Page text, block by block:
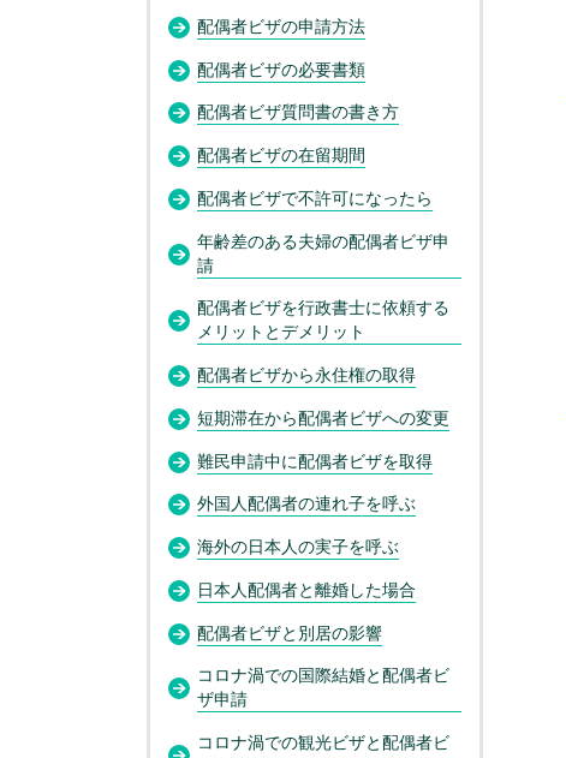
配偶者ビザの申請方法
配偶者ビザの必要書類
配偶者ビザ質問書の書き方
配偶者ビザの在留期間
配偶者ビザで不許可になったら
年齢差のある夫婦の配偶者ビザ申
請
配偶者ビザを行政書士に依頼する
メリットとデメリット
配偶者ビザから永住権の取得
短期滞在から配偶者ビザへの変更
難民申請中に配偶者ビザを取得
外国人配偶者の連れ子を呼ぶ
海外の日本人の実子を呼ぶ
日本人配偶者と離婚した場合
配偶者ビザと別居の影響
コロナ渦での国際結婚と配偶者ビ
ザ申請
コロナ渦での観光ビザと配偶者ビ